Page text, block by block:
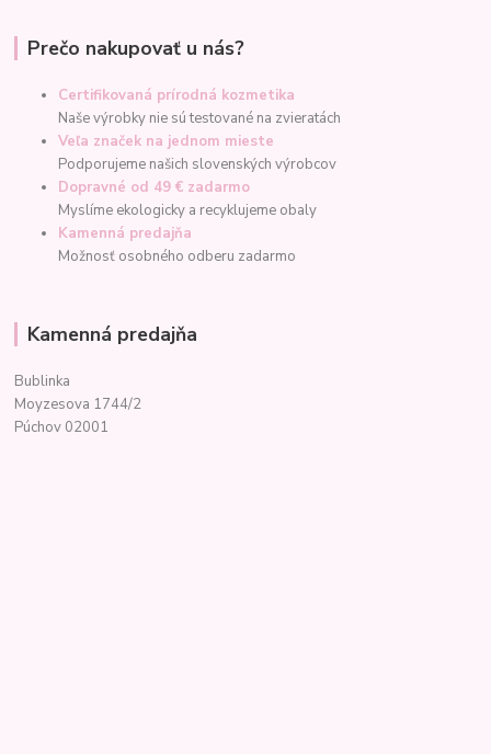
Prečo nakupovať u nás?
Certifikovaná prírodná kozmetika
Naše výrobky nie sú testované na zvieratách
Veľa značek na jednom mieste
Podporujeme našich slovenských výrobcov
Dopravné od 49 € zadarmo
Myslíme ekologicky a recyklujeme obaly
Kamenná predajňa
Možnosť osobného odberu zadarmo
Kamenná predajňa
Bublinka
Moyzesova 1744/2
Púchov 02001